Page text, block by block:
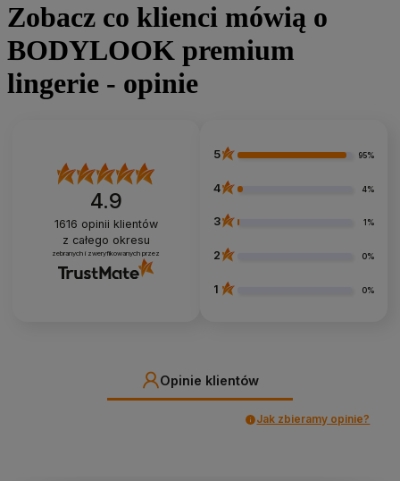
Zobacz co klienci mówią o
BODYLOOK premium
lingerie - opinie
4.9
1616 opinii klientów
z całego okresu
zebranych i zweryfikowanych przez
5 95%
4 4%
3 1%
2 0%
1 0%
Opinie klientów
Jak zbieramy opinie?